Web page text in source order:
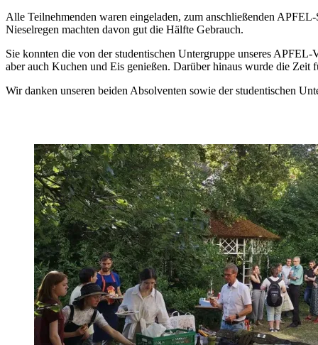
Alle Teilnehmenden waren eingeladen, zum anschließenden
Nieselregen machten davon gut die Hälfte Gebrauch.
Sie konnten die von der studentischen Untergruppe unseres
aber auch Kuchen und Eis genießen. Darüber hinaus wurde die Zeit
Wir danken unseren beiden Absolventen sowie der studentischen